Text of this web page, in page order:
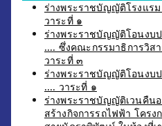
ร่างพระราชบัญญัติโรงแร
วาระที่ ๑
ร่างพระราชบัญญัติโอนงบ
.... ซึ่งคณะกรรมาธิการวิส
วาระที่ ๓
ร่างพระราชบัญญัติโอนงบ
.... วาระที่ ๑
ร่างพระราชบัญญัติเวนคืนอ
สร้างกิจการรถไฟฟ้า โคร